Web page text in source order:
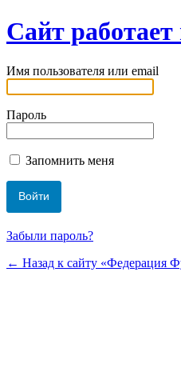
Сайт
Имя пользователя или email
Пароль
Запомнить меня
Забыли пароль?
← Назад к сайту «Федерация